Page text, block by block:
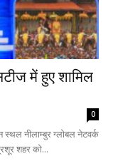
में हुए शामिल
0
नीलाम्बुर ग्लोबल नेटवर्क
शहर को...